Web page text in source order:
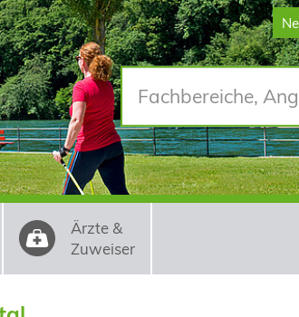
Ärzte &
Zuweiser